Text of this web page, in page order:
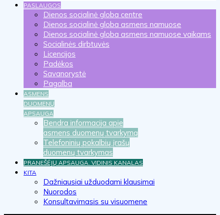
PASLAUGOS
Dienos socialinė globa centre
Dienos socialinė globa asmens namuose
Dienos socialinė globa asmens namuose vaikams
Socialinės dirbtuvės
Licencijos
Padėkos
Savanorystė
Pagalba
ASMENS
DUOMENŲ
APSAUGA
Bendra informacija apie
asmens duomenų tvarkymą
Telefoninių pokalbių įrašų
duomenų tvarkymas
PRANEŠĖJŲ APSAUGA. VIDINIS KANALAS
KITA
Dažniausiai užduodami klausimai
Nuorodos
Konsultavimasis su visuomene